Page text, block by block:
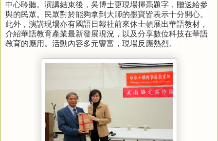
中心聆聽。演講結束後，吳博士更現場揮毫題字，贈送給參
與的民眾 。
民眾對於能夠拿到大師的墨寶皆表示十分開心。
此外，演講現場亦有國語日報社前來休士頓展出華語教材，
介紹華語教育產業最新發展現況，以及分享數位科技在華語
教育的應用。活動內容多元豐富，現場反應熱烈。